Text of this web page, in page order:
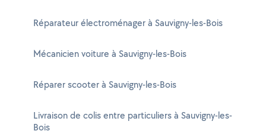
Réparateur électroménager à Sauvigny-les-Bois
Mécanicien voiture à Sauvigny-les-Bois
Réparer scooter à Sauvigny-les-Bois
Livraison de colis entre particuliers à Sauvigny-les-
Bois